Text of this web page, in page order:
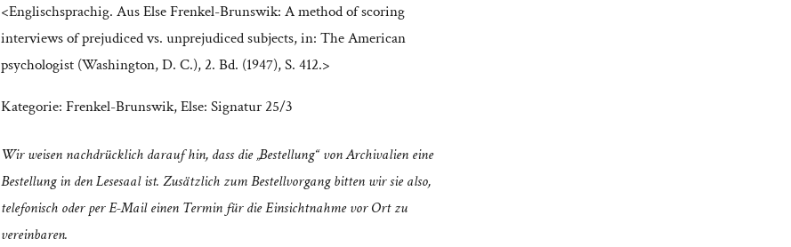
<Englischsprachig. Aus Else Frenkel-Brunswik: A method of scoring
interviews of prejudiced vs. unprejudiced subjects, in: The American
psychologist (Washington, D. C.), 2. Bd. (1947), S. 412.>
Kategorie: Frenkel-Brunswik, Else: Signatur 25/3
Wir weisen nachdrücklich darauf hin, dass die „Bestellung“ von Archivalien eine
Bestellung in den Lesesaal ist. Zusätzlich zum Bestellvorgang bitten wir sie also,
telefonisch oder per E-Mail einen Termin für die Einsichtnahme vor Ort zu
vereinbaren.